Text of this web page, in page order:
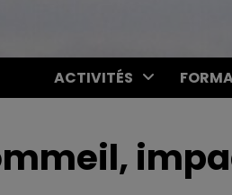
ACTIVITÉS